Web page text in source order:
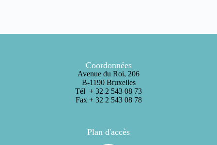
Coordonnées
Avenue du Roi, 206
B-1190 Bruxelles
Tél + 32 2 543 08 73
Fax + 32 2 543 08 78
Plan d'accès